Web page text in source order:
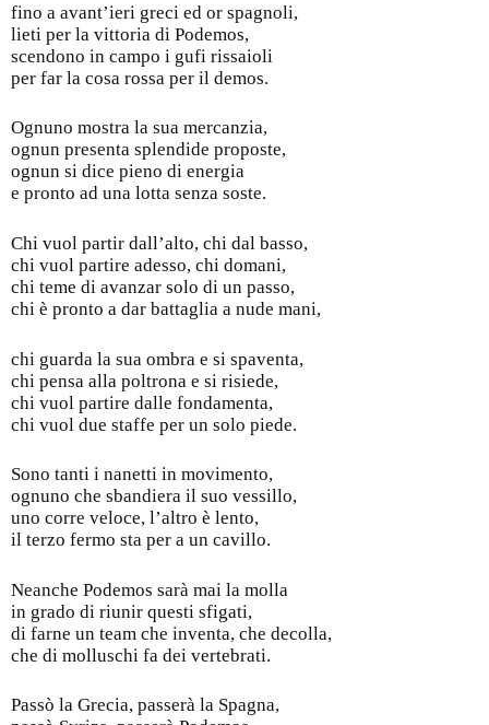
fino a avant’ieri greci ed or spagnoli,
lieti per la vittoria di Podemos,
scendono in campo i gufi rissaioli
per far la cosa rossa per il demos.
Ognuno mostra la sua mercanzia,
ognun presenta splendide proposte,
ognun si dice pieno di energia
e pronto ad una lotta senza soste.
Chi vuol partir dall’alto, chi dal basso,
chi vuol partire adesso, chi domani,
chi teme di avanzar solo di un passo,
chi è pronto a dar battaglia a nude mani,
chi guarda la sua ombra e si spaventa,
chi pensa alla poltrona e si risiede,
chi vuol partire dalle fondamenta,
chi vuol due staffe per un solo piede.
Sono tanti i nanetti in movimento,
ognuno che sbandiera il suo vessillo,
uno corre veloce, l’altro è lento,
il terzo fermo sta per a un cavillo.
Neanche Podemos sarà mai la molla
in grado di riunir questi sfigati,
di farne un team che inventa, che decolla,
che di molluschi fa dei vertebrati.
Passò la Grecia, passerà la Spagna,